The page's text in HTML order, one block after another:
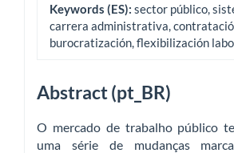
Keywords (ES): sector público,
carrera administrativa,
burocratización, flexibilización
Abstract (pt_BR)
O mercado de trabalho público
uma série de mudanças